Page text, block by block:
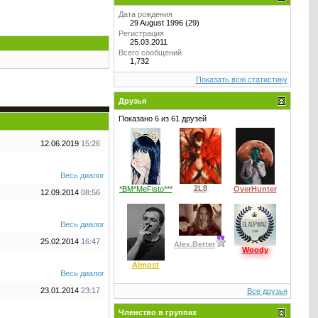
12.06.2019 15:26
Весь диалог
12.09.2014 08:56
Весь диалог
25.02.2014 16:47
Весь диалог
23.01.2014 23:17
Дата рождения
29 August 1996 (29)
Регистрация
25.03.2011
Всего сообщений
1,732
Показать всю статистику
Друзья
Показано 6 из 61 друзей
*BM*MeFisto*** 2L8 OverHunter
Almost
Alex.Better
Woody
Все друзья
Членство в группах